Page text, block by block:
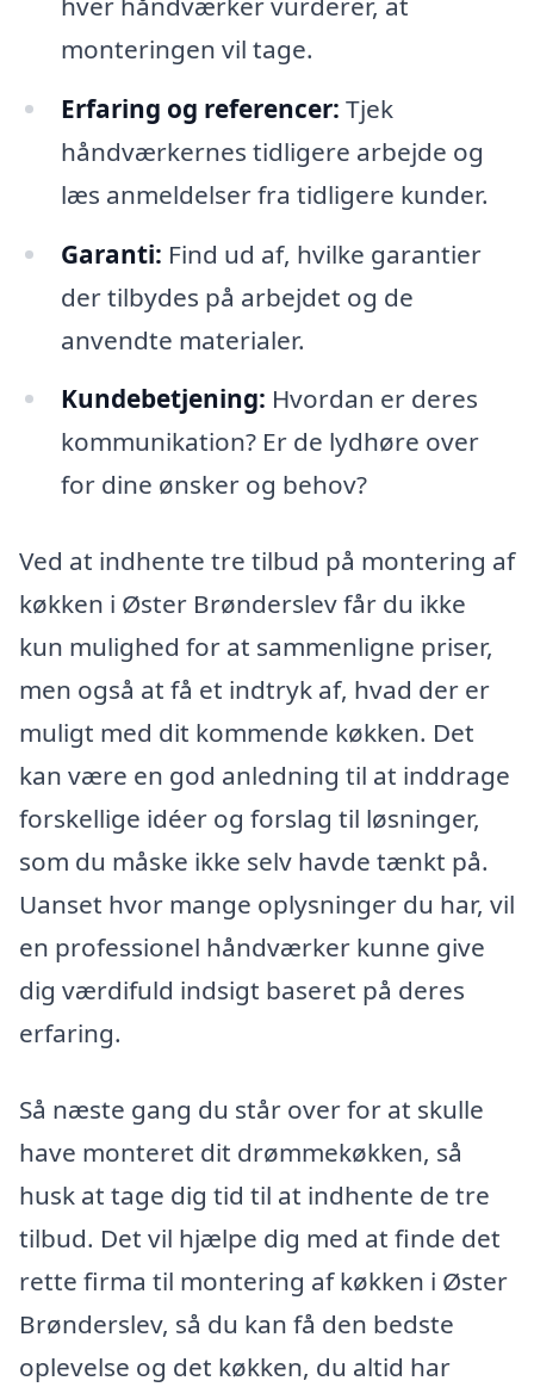
monteringen vil tage.
Erfaring og referencer: Tjek
håndværkernes tidligere arbejde og
læs anmeldelser fra tidligere kunder.
Garanti: Find ud af, hvilke garantier
der tilbydes på arbejdet og de
anvendte materialer.
Kundebetjening: Hvordan er deres
kommunikation? Er de lydhøre over
for dine ønsker og behov?
Ved at indhente tre tilbud på montering af
køkken i Øster Brønderslev får du ikke
kun mulighed for at sammenligne priser,
men også at få et indtryk af, hvad der er
muligt med dit kommende køkken. Det
kan være en god anledning til at inddrage
forskellige idéer og forslag til løsninger,
som du måske ikke selv havde tænkt på.
Uanset hvor mange oplysninger du har, vil
en professionel håndværker kunne give
dig værdifuld indsigt baseret på deres
erfaring.
Så næste gang du står over for at skulle
have monteret dit drømmekøkken, så
husk at tage dig tid til at indhente de tre
tilbud. Det vil hjælpe dig med at finde det
rette firma til montering af køkken i Øster
Brønderslev, så du kan få den bedste
oplevelse og det køkken, du altid har